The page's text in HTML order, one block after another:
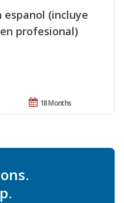
espanol (incluye
profesional)
18 Months